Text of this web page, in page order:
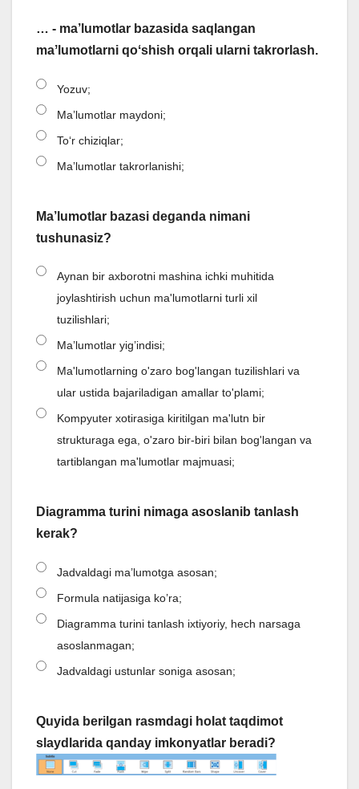
… - ma’lumotlar bazasida saqlangan
maʼlumotlarni qoʻshish orqali ularni takrorlash.
Yozuv;
Ma’lumotlar maydoni;
Toʻr chiziqlar;
Maʼlumotlar takrorlanishi;
Ma’lumotlar bazasi deganda nimani
tushunasiz?
Aynan bir axborotni mashina ichki muhitida
joylashtirish uchun ma'lumotlarni turli xil
tuzilishlari;
Ma’lumotlar yig’indisi;
Ma'lumotlarning o'zaro bog'langan tuzilishlari va
ular ustida bajariladigan amallar to'plami;
Kompyuter xotirasiga kiritilgan ma'lutn bir
strukturaga ega, о'zaro bir-biri bilan bog'langan va
tartiblangan ma'lumotlar majmuasi;
Diagramma turini nimaga asoslanib tanlash
kerak?
Jadvaldagi ma’lumotga asosan;
Formula natijasiga ko’ra;
Diagramma turini tanlash ixtiyoriy, hech narsaga
asoslanmagan;
Jadvaldagi ustunlar soniga asosan;
Quyida berilgan rasmdagi holat taqdimot
slaydlarida qanday imkonyatlar beradi?